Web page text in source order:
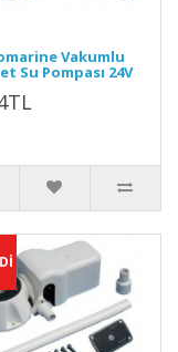
Vakumlu
Su Pompası 24V